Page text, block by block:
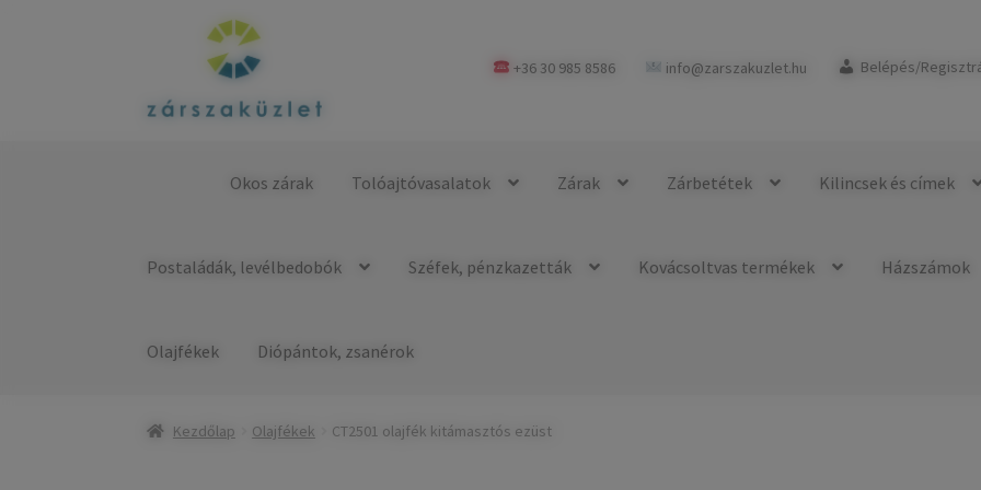
a
a
+36 30 985 8586 info@zarszakuzlet.hu Belépés/
Okos zárak Tolóajtóvasalatok Zárak Zárbetétek Kilincsek és címek
Postaládák, levélbedobók Széfek, pénzkazetták Kovácsoltvas termékek Házszámok
Olajfékek Diópántok, zsanérok
Kezdőlap Olajfékek CT2501 olajfék kitámasztós ezüst